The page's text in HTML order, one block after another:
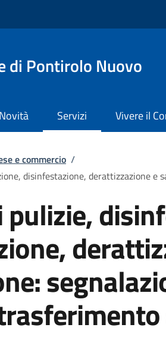
di Pontirolo Nuovo
Novità Servizi Vivere il
e commercio /
disinfestazione, derattizzazione
pulizie,